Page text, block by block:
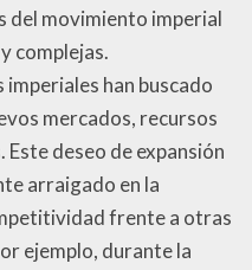
del movimiento imperial
complejas.
han buscado
mercados, recursos
deseo de expansión
arraigado en la
frente a otras
ejemplo, durante la